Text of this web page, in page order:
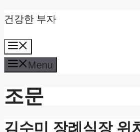
Skip
to
content
건강한 부자
Menu
조문
김수미 장례식장 위